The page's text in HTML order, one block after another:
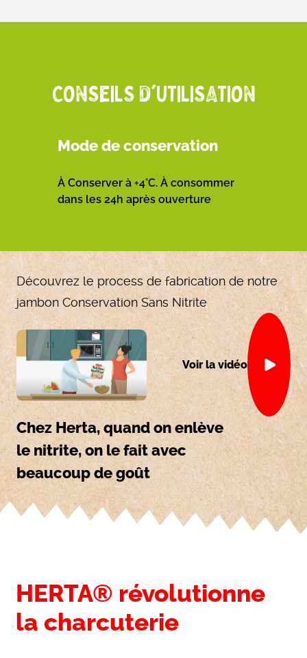
CONSEILS D'UTILISATION
Mode de conservation
À Conserver à +4°C. À consommer
dans les 24h après ouverture
Découvrez le process de fabrication de notre
jambon Conservation Sans Nitrite
Voir la vidéo
Chez Herta, quand on enlève
le nitrite, on le fait avec
beaucoup de goût
HERTA® révolutionne
la charcuterie